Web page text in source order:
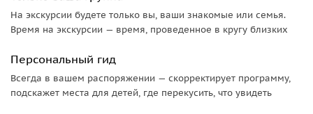
Современный дворец — это историко-художественная
разобрано при Екатерине II, однако художники и
реставраторы бережно воссоздали «драгоценную
шкатулку» по описям и обмерам XVIII столетия. Благодаря
На экскурсии будете только вы, ваши знакомые или семья.
Время на экскурсии — время, проведенное в кругу близких
Персональный гид
Всегда в вашем распоряжении — скорректирует программу,
подскажет места для детей, где перекусить, что увидеть